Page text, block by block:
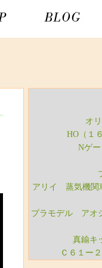
オ
HO（１
Nゲ
アリイ 蒸気機関
プラモデル アオ
真鍮キ
Ｃ６１ー